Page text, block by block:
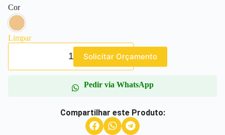
Cor
Bambu
Limpar
Solicitar Orçamento
Pedir via WhatsApp
Compartilhar este Produto: